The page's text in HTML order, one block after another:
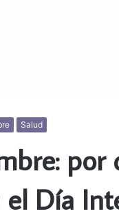
Salud
por
Día